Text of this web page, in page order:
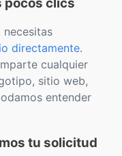
necesitas
directamente.
cualquier
sitio web,
entender
tu solicitud